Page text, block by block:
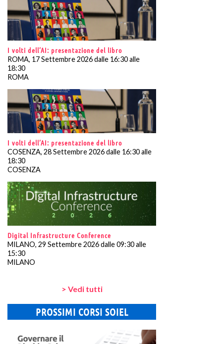
I volti dell’AI: presentazione del libro
ROMA, 17 Settembre 2026 dalle 16:30 alle
18:30
ROMA
I volti dell’AI: presentazione del libro
COSENZA, 28 Settembre 2026 dalle 16:30 alle
18:30
COSENZA
Digital Infrastructure Conference
MILANO, 29 Settembre 2026 dalle 09:30 alle
15:30
MILANO
> Vedi tutti
PROSSIMI CORSI SOIEL